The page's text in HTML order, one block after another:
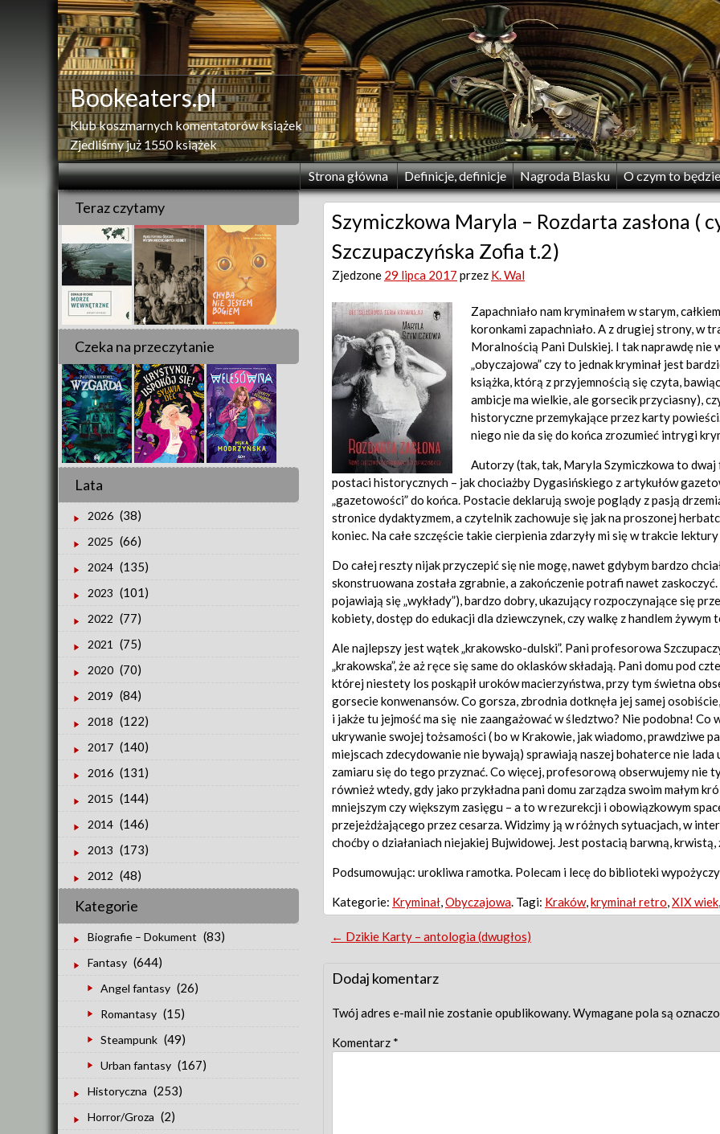
Bookeaters.pl
Klub koszmarnych komentatorów książek
Zjedliśmy już 1550 książek
Strona główna Definicje, definicje Nagroda Blasku O czym to będzie
Szymiczkowa Maryla – Rozdarta zasłona (
Szczupaczyńska Zofia t.2)
Zjedzone 29 lipca 2017 przez K. Wal
Zapachniało nam kryminałem w starym,
koronkami zapachniało. A z drugiej strony, w
Moralnością Pani Dulskiej. I tak naprawdę nie
„obyczajowa” czy to jednak kryminał jest
książka, którą z przyjemnością się czyta,
ambicje ma wielkie, ale gorsecik przyciasny),
historyczne przemykające przez karty
niego nie da się do końca zrozumieć intrygi
Autorzy (tak, tak, Maryla Szymiczkowa to
postaci historycznych – jak chociażby Dygasińskiego z artykułów
„gazetowości” do końca. Postacie deklarują swoje poglądy z pasją
stronice dydaktyzmem, a czytelnik zachowuje się jak na proszonej
koniec. Na całe szczęście takie cierpienia zdarzyły mi się w trakcie lektury
Do całej reszty nijak przyczepić się nie mogę, nawet gdybym bardzo
skonstruowana została zgrabnie, a zakończenie potrafi nawet
pojawiają się „wykłady”), bardzo dobry, ukazujący rozpoczynające się
kobiety, dostęp do edukacji dla dziewczynek, czy walkę z handlem żywym
Ale najlepszy jest wątek „krakowsko-dulski”. Pani profesorowa
„krakowska”, że aż ręce się same do oklasków składają. Pani domu pod
której niestety los poskąpił uroków macierzyństwa, przy tym świetna
gorsecie konwenansów. Co gorsza, zbrodnia dotknęła jej samej
i jakże tu jejmość ma się nie zaangażować w śledztwo? Nie podobna! Co
ukrywanie swojej tożsamości ( bo w Krakowie, jak wiadomo, prawdziwe
miejscach zdecydowanie nie bywają) sprawiają naszej bohaterce nie lada
zamiaru się do tego przyznać. Co więcej, profesorową obserwujemy nie
również wtedy, gdy jako przykładna pani domu zarządza swoim małym
mniejszym czy większym zasięgu – a to w rezurekcji i obowiązkowym
przejeżdżającego przez cesarza. Widzimy ją w różnych sytuacjach, w
choćby o działaniach niejakiej Bujwidowej. Jest postacią barwną, krwistą,
Podsumowując: urokliwa ramotka. Polecam i lecę do biblioteki
Kategorie: Kryminał Obyczajowa . Tagi: Kraków, kryminał retro XIX wiek
Post
navigation
← Dzikie Karty – antologia (dwugłos)
Dodaj komentarz
Twój adres e-mail nie zostanie opublikowany.Wymagane pola są
Komentarz *
Teraz czytamy
Czeka na przeczytanie
Lata
2026 (38)
2025 (66)
2024 (135)
2023 (101)
2022 (77)
2021 (75)
2020 (70)
2019 (84)
2018 (122)
2017 (140)
2016 (131)
2015 (144)
2014 (146)
2013 (173)
2012 (48)
Kategorie
Biografie – Dokument (83)
Fantasy (644)
Angel fantasy (26)
Romantasy (15)
Steampunk (49)
Urban fantasy (167)
Historyczna (253)
Horror/Groza (2)